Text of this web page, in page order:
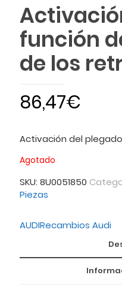
función
de los
86,47€
Activación del
Agotado
SKU: 8U0051850
Piezas
AUDIRecambios Audi